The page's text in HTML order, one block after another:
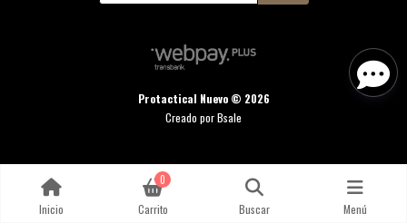
Protactical Nuevo © 2026
Creado porBsale
Inicio
0
Carrito Buscar Menú